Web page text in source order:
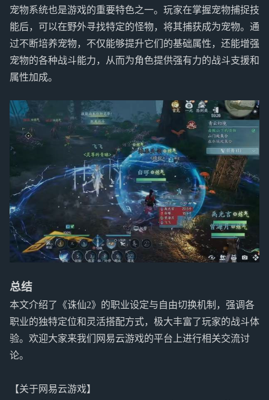
宠物系统也是游戏的重要特色之一。玩家在掌握宠物捕捉技
能后，可以在野外寻找特定的怪物，将其捕获成为宠物。通
过不断培养宠物，不仅能够提升它们的基础属性，还能增强
宠物的各种战斗能力，从而为角色提供强有力的战斗支援和
属性加成。
总结
本文介绍了《诛仙2》的职业设定与自由切换机制，强调各
职业的独特定位和灵活搭配方式，极大丰富了玩家的战斗体
验。欢迎大家来我们网易云游戏的平台上进行相关交流讨
论。
【关于网易云游戏】